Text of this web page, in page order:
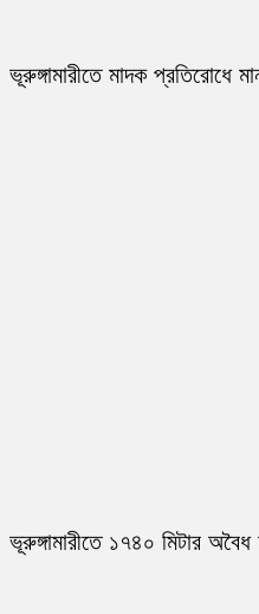
ভূরুঙ্গামারীতে মাদক প্রতিরোধে
ভূরুঙ্গামারীতে ১৭৪০ মিটার